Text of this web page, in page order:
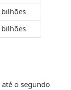
bilhões
bilhões
até o segundo